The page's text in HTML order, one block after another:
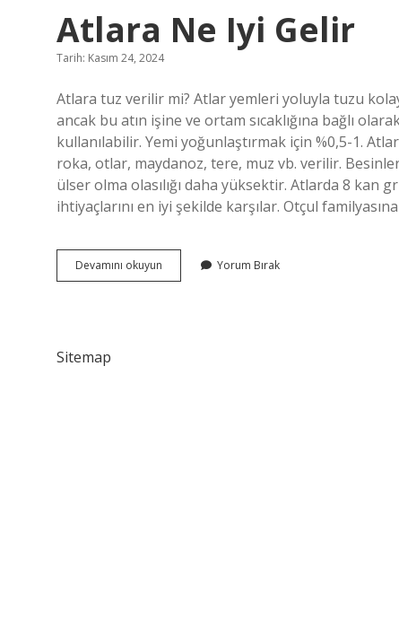
Atlara Ne Iyi Gelir
Tarih: Kasım 24, 2024
Atlara tuz verilir mi? Atlar yemleri yoluyla tuzu
ancak bu atın işine ve ortam sıcaklığına bağlı
kullanılabilir. Yemi yoğunlaştırmak için %0,5-1.
roka, otlar, maydanoz, tere, muz vb. verilir.
ülser olma olasılığı daha yüksektir. Atlarda 8 kan
ihtiyaçlarını en iyi şekilde karşılar. Otçul
Devamını okuyun
Ne
Yorum Bırak
Sitemap